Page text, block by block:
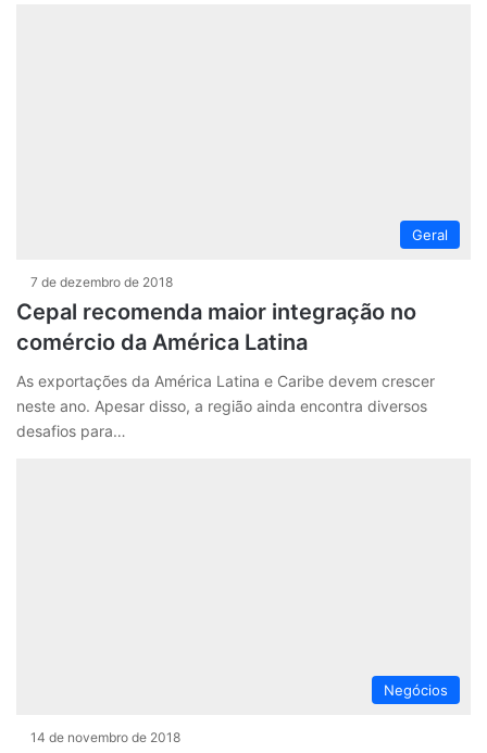
Geral
7 de dezembro de 2018
Cepal recomenda maior integração no
comércio da América Latina
As exportações da América Latina e Caribe devem crescer
neste ano. Apesar disso, a região ainda encontra diversos
desafios para…
Negócios
14 de novembro de 2018